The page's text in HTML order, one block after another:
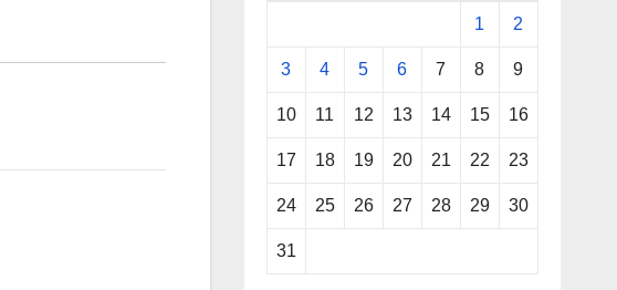
1 2
3 4 5 6 7 8 9
10 11 12 13 14 15 16
17 18 19 20 21 22 23
24 25 26 27 28 29 30
31